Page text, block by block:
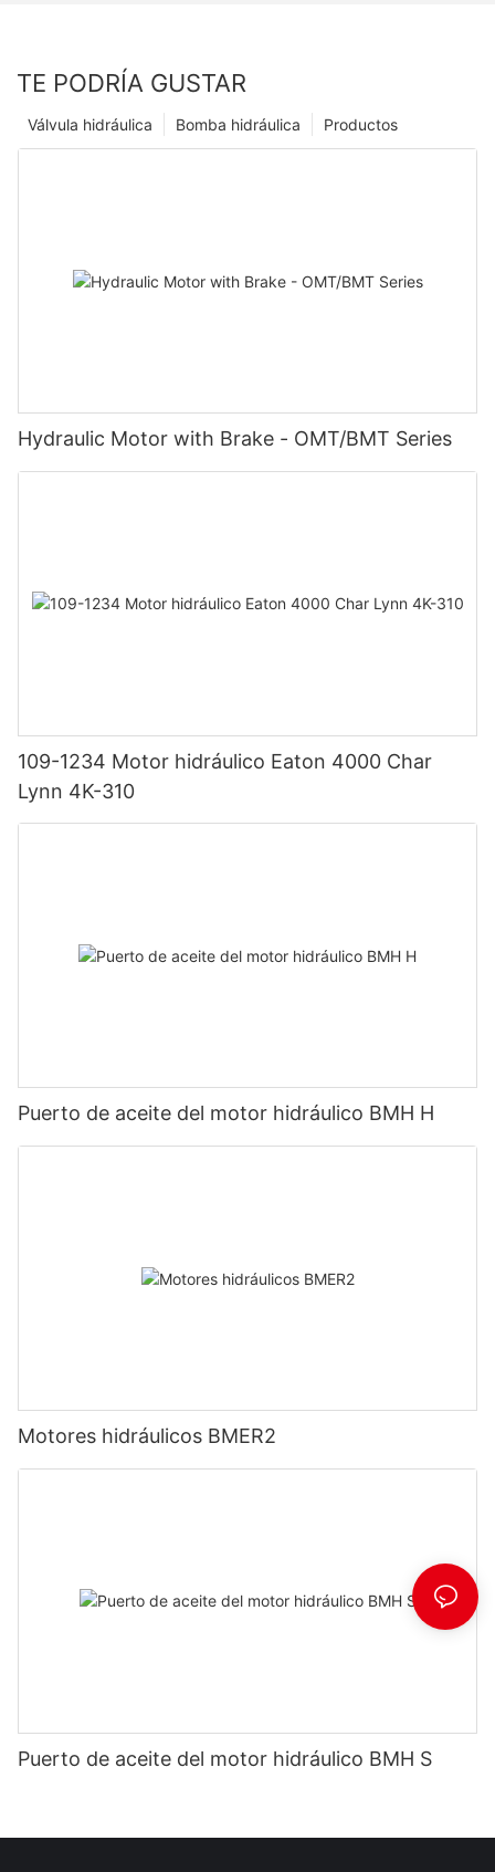
TE PODRÍA GUSTAR
Productos
Bomba hidráulica
Válvula hidráulica
Hydraulic Motor with Brake - OMT/BMT Series
109-1234 Motor hidráulico Eaton 4000 Char
Lynn 4K-310
Puerto de aceite del motor hidráulico BMH H
Motores hidráulicos BMER2
Puerto de aceite del motor hidráulico BMH S